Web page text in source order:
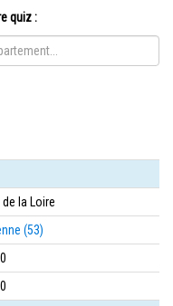
quiz :
de la Loire
(53)